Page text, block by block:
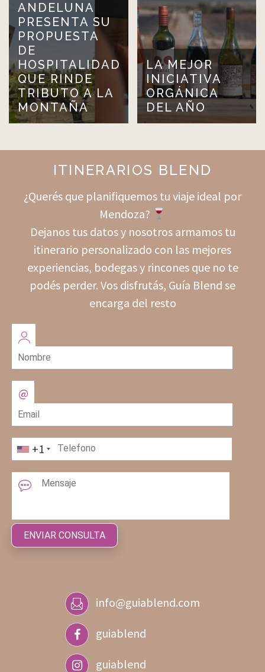
ANDELUNA
PRESENTA SU
PROPUESTA
DE
HOSPITALIDAD
QUE RINDE
TRIBUTO A LA
MONTAÑA
LA MEJOR
INICIATIVA
ORGÁNICA
DEL AÑO
ITINERARIOS BLEND
¿Querés que planifiquemos tu viaje ideal por
Mendoza?
Dejanos tus datos y nosotros armamos tu
itinerario personalizado con las mejores
experiencias, bodegas y rincones que no te
podés perder. Vos disfrutás, Guía Blend se
encarga del resto
+1
info@guiablend.com
guiablend
guiablend